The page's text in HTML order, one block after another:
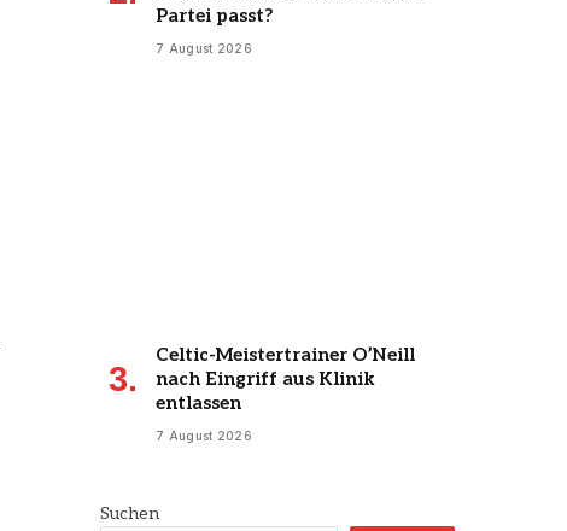
Partei passt?
7 August 2026
Celtic-Meistertrainer O’Neill
nach Eingriff aus Klinik
entlassen
7 August 2026
Suchen